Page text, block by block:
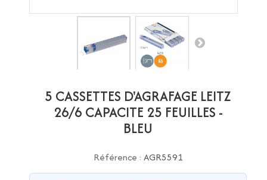
5 CASSETTES D'AGRAFAGE LEITZ
26/6 CAPACITE 25 FEUILLES -
BLEU
Référence : AGR5591